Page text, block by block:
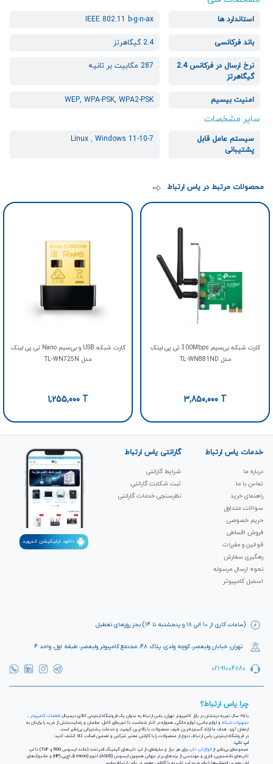
استاندارد ها IEEE 802.11 b-g-n-ax
باند فرکانسی 2.4 گیگاهرتز
نرخ ارسال در فرکانس 2.4
گیگاهرتز
287 مگابیت بر ثانیه
امنیت بیسیم WEP, WPA-PSK, WPA2-PSK
سایر مشخصات
سیستم عامل قابل
پشتیبانی
Linux , Windows 11-10-7
محصولات مرتبط در یاس ارتباط
کارت شبکه بی‌سیم 300Mbps تی پی لینک
مدل TL-WN881ND
3,850,000 T
کارت شبکه USB و بی‌سیم Nano تی پی لینک
مدل TL-WN725N
1,255,000 T
(ساعات کاری از ۱۰ الی ۱۸ و پنجشنبه تا ۱۴) بجز روزهای تعطیل
تهران، خیابان ولیعصر، کوچه ولدی، پلاک ۴۸، مجتمع کامپیوتر ولیعصر، طبقه اول، واحد ۴
021-91004880
خدمات یاس ارتباط
درباره ما
تماس با ما
راهنمای خرید
سوالات متداول
حریم خصوصی
فروش اقساطی
قوانین و مقررات
رهگیری سفارش
نحوه ارسال مرسوله
اسمبل کامپیوتر
گارانتی یاس ارتباط
شرایط گارانتی
ثبت شکابت‌ گارانتی
نظرسنجی خدمات گارانتی
دانلود اپلیکیشن اندروید
چرا یاس ارتباط؟
با ۲۵ سال تجربه درخشان در بازار کامپیوتر تهران، یاس ارتباط به عنوان یک فروشگاه اینترنتی کالای دیجیتال، قطعات کامپیوتر
تجهیزات شبکه
و لوازم جانبی، لوازم خانگی، همواره در کنار شماست تا تجربه‌ای کامل، مطمئن و رضایت‌بخش از خرید را برایتان به
ارمغان آورد. هدف ما ارائه گسترده‌ترین طیف محصولات با بالاترین کیفیت و خدمات پشتیبانی بی‌نظیر است.
در فروشگاه اینترنتی یاس ارتباط، تنوع از محصولات را با گارانتی معتبر شرکتی و تضمین اصالت کالا کشف کنید:
لپ تاپ:
مجموعه‌ای بی‌نظیر از انواع لپ تاپ
برای هر نیاز و سلیقه‌ای، از لپ تاپ‌های گیمینگ قدرتمند (مانند ایسوس ROG و TUF) تا لپ
تاپ‌های دانشجویی، اداری و مهندسی از برندهای برتر جهانی همچون ایسوس (ASUS)، لنوو (Lenovo)، اچ‌پی (HP) و مک‌بوک‌های